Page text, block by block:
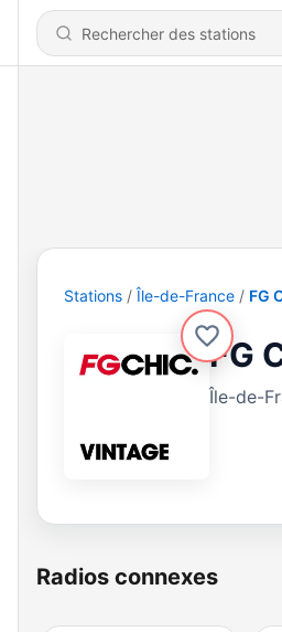
Stations Île-de-France FG
FG
Île-de-
Radios connexes